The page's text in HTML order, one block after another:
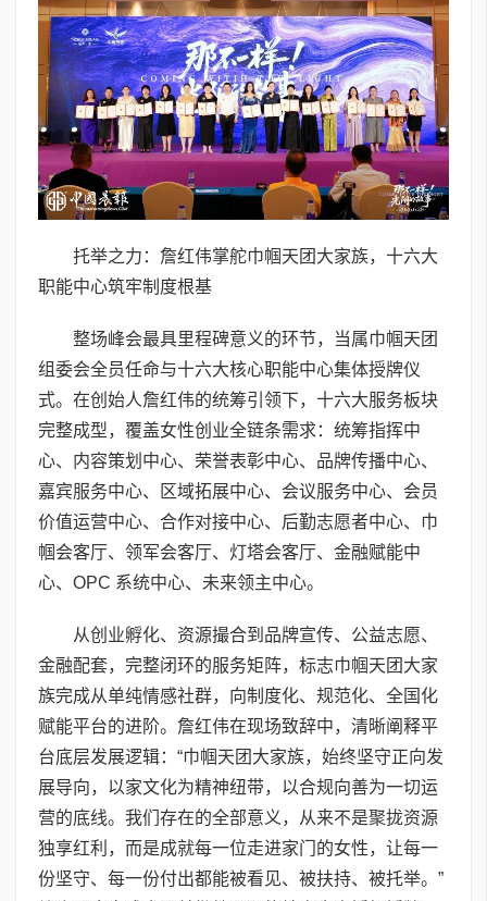
托举之力：詹红伟掌舵巾帼天团大家族，十六大
职能中心筑牢制度根基
整场峰会最具里程碑意义的环节，当属巾帼天团
组委会全员任命与十六大核心职能中心集体授牌仪
式。在创始人詹红伟的统筹引领下，十六大服务板块
完整成型，覆盖女性创业全链条需求：统筹指挥中
心、内容策划中心、荣誉表彰中心、品牌传播中心、
嘉宾服务中心、区域拓展中心、会议服务中心、会员
价值运营中心、合作对接中心、后勤志愿者中心、巾
帼会客厅、领军会客厅、灯塔会客厅、金融赋能中
心、OPC 系统中心、未来领主中心。
从创业孵化、资源撮合到品牌宣传、公益志愿、
金融配套，完整闭环的服务矩阵，标志巾帼天团大家
族完成从单纯情感社群，向制度化、规范化、全国化
赋能平台的进阶。詹红伟在现场致辞中，清晰阐释平
台底层发展逻辑：“巾帼天团大家族，始终坚守正向发
展导向，以家文化为精神纽带，以合规向善为一切运
营的底线。我们存在的全部意义，从来不是聚拢资源
独享红利，而是成就每一位走进家门的女性，让每一
份坚守、每一份付出都能被看见、被扶持、被托举。”